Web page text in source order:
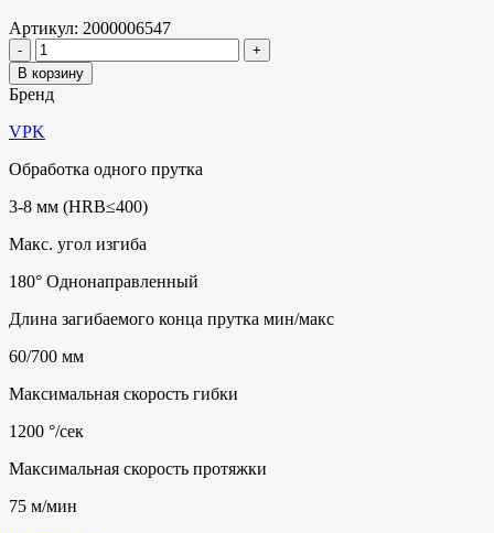
Артикул: 2000006547
В корзину
Бренд
VPK
Обработка одного прутка
3-8 мм (HRB≤400)
Макс. угол изгиба
180° Однонаправленный
Длина загибаемого конца прутка мин/макс
60/700 мм
Максимальная скорость гибки
1200 °/сек
Максимальная скорость протяжки
75 м/мин